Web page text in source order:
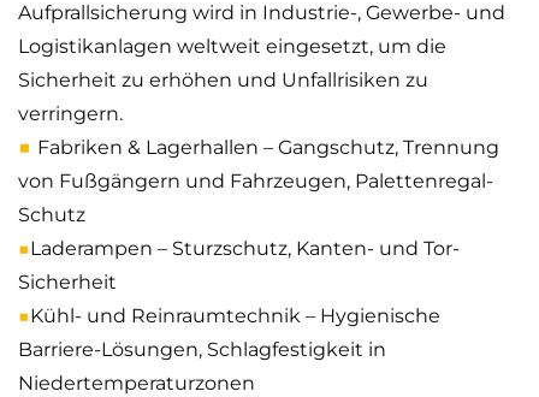
Aufprallsicherung wird in Industrie-, Gewerbe- und
Logistikanlagen weltweit eingesetzt, um die
Sicherheit zu erhöhen und Unfallrisiken zu
verringern.
■ Fabriken & Lagerhallen – Gangschutz, Trennung
von Fußgängern und Fahrzeugen, Palettenregal-
Schutz
■Laderampen – Sturzschutz, Kanten- und Tor-
Sicherheit
■Kühl- und Reinraumtechnik – Hygienische
Barriere-Lösungen, Schlagfestigkeit in
Niedertemperaturzonen